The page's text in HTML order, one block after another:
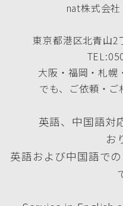
nat株式会社
東京都港区北青山2
大阪・福岡・札幌
でも、ご依頼・ご
英語、中国語対
お
英語および中国語で